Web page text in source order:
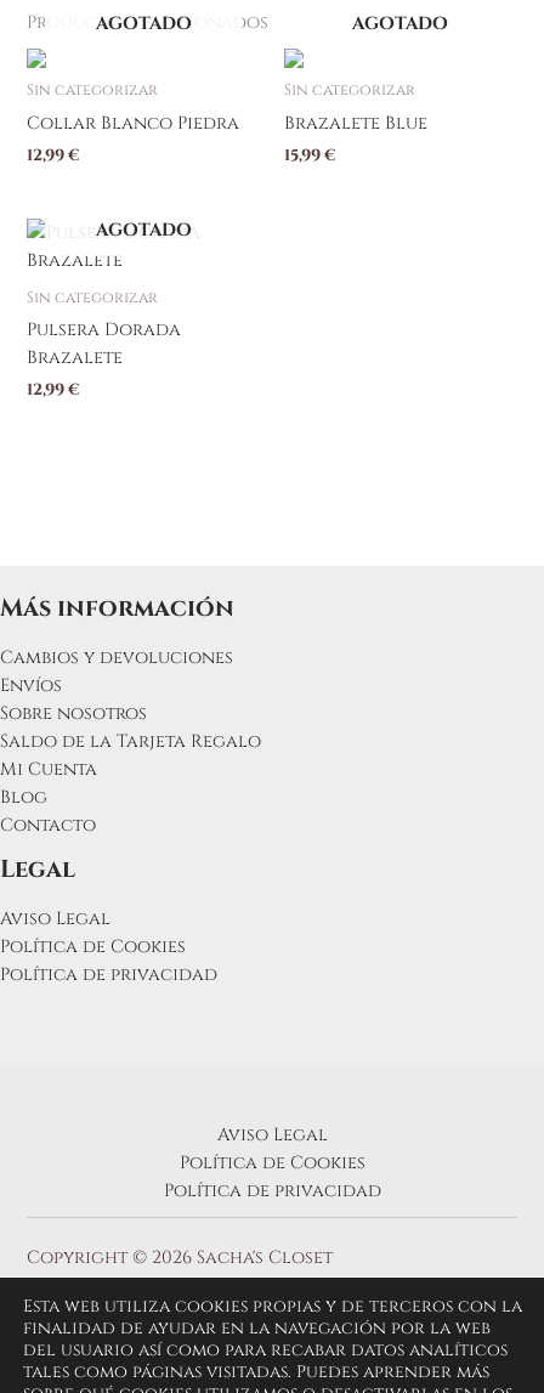
Productos relacionados
AGOTADO
Sin categorizar
Collar Blanco Piedra
12,99€
AGOTADO
Sin categorizar
Brazalete Blue
15,99€
AGOTADO
Sin categorizar
Pulsera Dorada
Brazalete
12,99€
Más información
Cambios y devoluciones
Envíos
Sobre nosotros
Saldo de la Tarjeta Regalo
Mi Cuenta
Blog
Contacto
Legal
Aviso Legal
Política de Cookies
Política de privacidad
Aviso Legal
Política de Cookies
Política de privacidad
Copyright © 2026 Sacha's Closet
Esta web utiliza cookies propias y de terceros con la
finalidad de ayudar en la navegación por la web
del usuario así como para recabar datos analíticos
tales como páginas visitadas. Puedes aprender más